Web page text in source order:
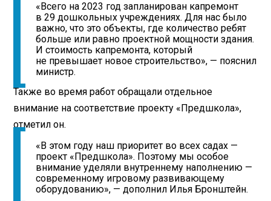
«Всего на 2023 год запланирован капремонт
в 29 дошкольных учреждениях. Для нас было
важно, что это объекты, где количество ребят
больше или равно проектной мощности здания.
И стоимость капремонта, который
не превышает новое строительство», — пояснил
министр.
Также во время работ обращали отдельное
внимание на соответствие проекту «Предшкола»,
отметил он.
«В этом году наш приоритет во всех садах —
проект «Предшкола». Поэтому мы особое
внимание уделяли внутреннему наполнению —
современному игровому развивающему
оборудованию», — дополнил Илья Бронштейн.